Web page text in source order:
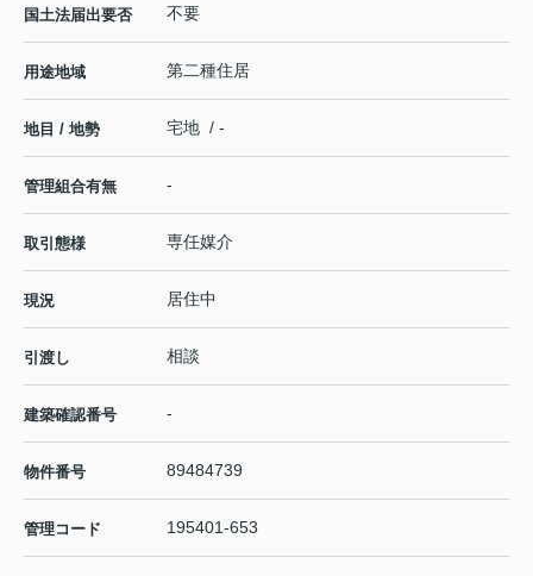
国土法届出要否 不要
用途地域 第二種住居
地目 / 地勢 宅地 / -
管理組合有無 -
取引態様 専任媒介
現況 居住中
引渡し 相談
建築確認番号 -
物件番号 89484739
管理コード 195401-653